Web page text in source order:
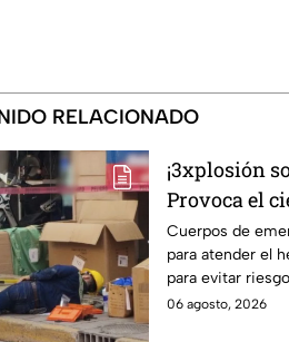
RELACIONADO
¡3xplosión
Provoca el
de León
Cuerpos de
para atender el
para evitar
06 agosto, 2026